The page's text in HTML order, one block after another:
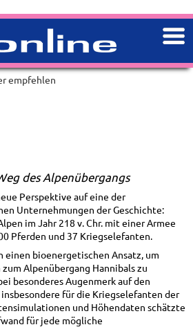
des Alpenübergangs
Perspektive auf eine der
Unternehmungen der Geschichte:
im Jahr 218 v. Chr. mit einer Armee
Pferden und 37 Kriegselefanten.
einen bioenergetischen Ansatz, um
Alpenübergang Hannibals zu
besonderes Augenmerk auf den
für die Kriegselefanten der
und Höhendaten schätzte
für jede mögliche
empfehlen